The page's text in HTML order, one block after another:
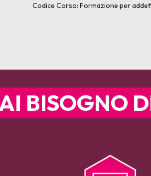
Codice Corso:Formazione per
BISOGNO